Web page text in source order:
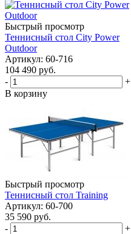
Быстрый просмотр
Теннисный стол City Power
Outdoor
Артикул: 60-716
104 490 руб.
-
+
В корзину
Быстрый просмотр
Теннисный стол Training
Артикул: 60-700
35 590 руб.
-
+